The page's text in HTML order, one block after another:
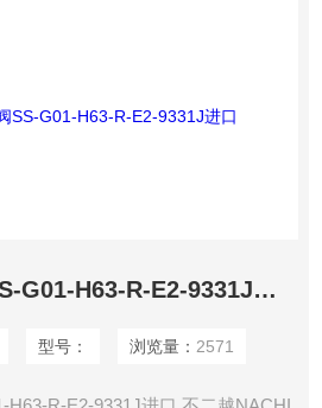
不二越NACHI阀SS-G01-H63-R-E2-9331J进口
型号： 浏览量： 2571